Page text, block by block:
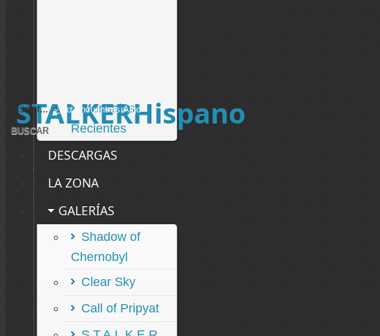
STALKERHispano
Buscar... Mensajes
Recientes
DESCARGAS
LA ZONA
GALERÍAS
Shadow of
Chernobyl
Clear Sky
Call of Pripyat